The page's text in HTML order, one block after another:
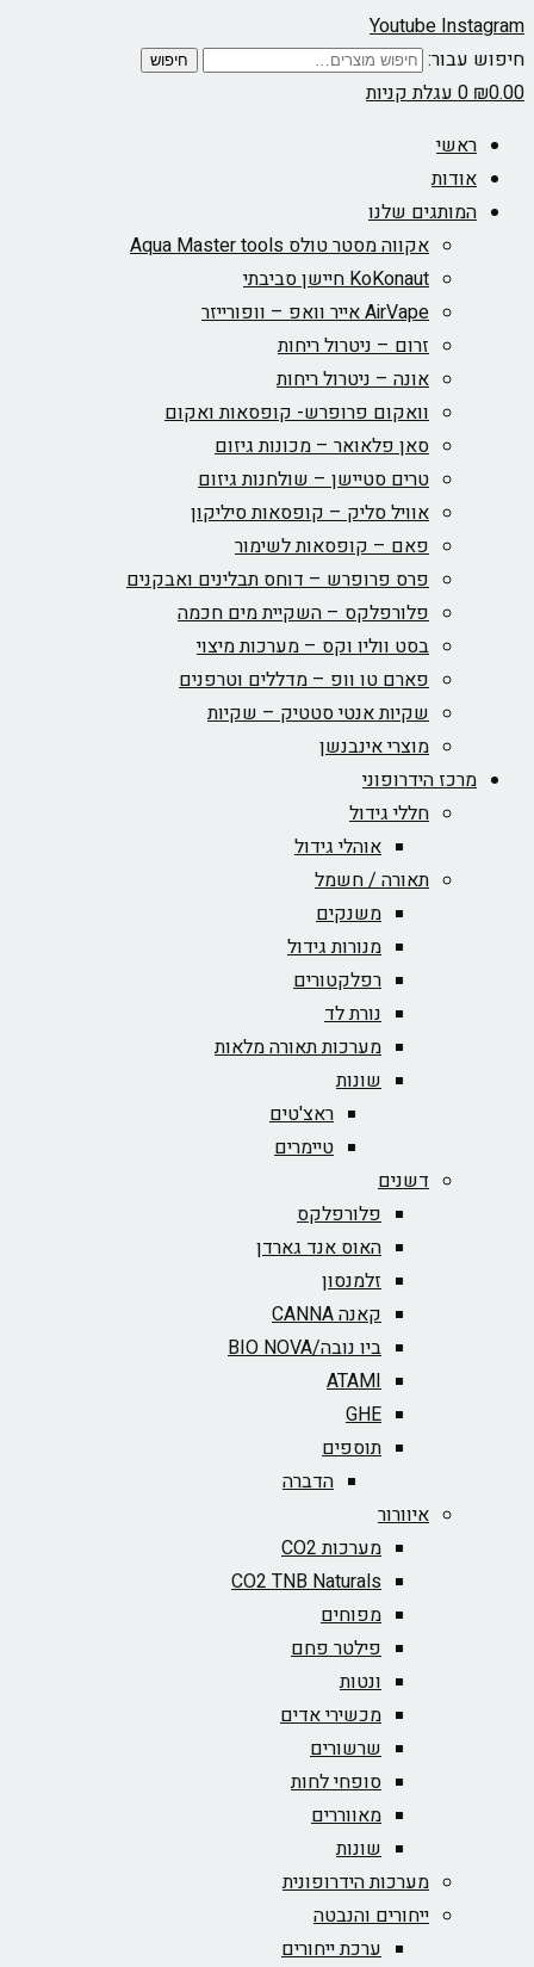
YoutubeInstagram
חיפוש עבור:
חיפוש
₪0.00
0עגלת קניות
ראשי
אודות
המותגים שלנו
אקווה מסטר טולס Aqua Master tools
KoKonaut חיישן סביבתי
AirVape אייר וואפ – וופורייזר
זרום – ניטרול ריחות
אונה – ניטרול ריחות
וואקום פרופרש- קופסאות ואקום
סאן פלאואר – מכונות גיזום
טרים סטיישן – שולחנות גיזום
אוויל סליק – קופסאות סיליקון
פאם – קופסאות לשימור
פרס פרופרש – דוחס תבלינים ואבקנים
פלורפלקס – השקיית מים חכמה
בסט ווליו וקס – מערכות מיצוי
פארם טו וופ – מדללים וטרפנים
שקיות אנטי סטטיק – שקיות
מוצרי אינבנשן
מרכז הידרופוני
חללי גידול
אוהלי גידול
תאורה / חשמל
משנקים
מנורות גידול
רפלקטורים
נורת לד
מערכות תאורה מלאות
שונות
ראצ'טים
טיימרים
דשנים
פלורפלקס
האוס אנד גארדן
זלמנסון
קאנה CANNA
ביו נובה/BIO NOVA‏
ATAMI
GHE
תוספים
הדברה
איוורור
מערכות CO2
CO2 TNB Naturals
מפוחים
פילטר פחם
ונטות
מכשירי אדים
שרשורים
סופחי לחות
מאווררים
שונות
מערכות הידרופונית
ייחורים והנבטה
ערכת ייחורים